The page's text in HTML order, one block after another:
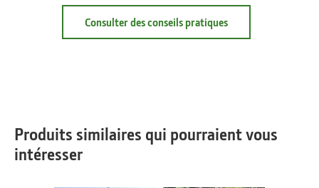
Consulter des conseils pratiquesabout
Notebook
Produits similaires qui pourraient vous
intéresser